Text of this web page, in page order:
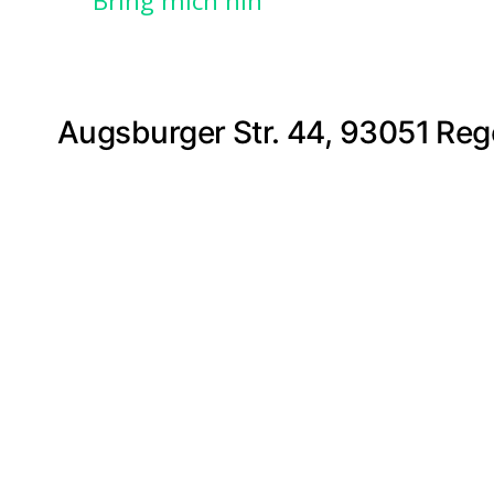
Augsburger Str. 44, 93051